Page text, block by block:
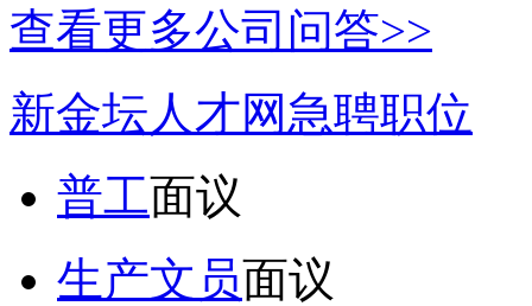
查看更多公司问答>>
新金坛人才网急聘职位
普工面议
生产文员面议